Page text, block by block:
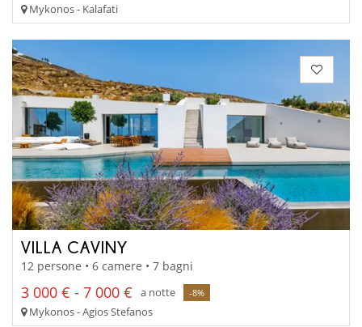
Mykonos - Kalafati
VILLA CAVINY
12 persone • 6 camere • 7 bagni
3 000 € - 7 000 € a notte -8%
Mykonos - Agios Stefanos